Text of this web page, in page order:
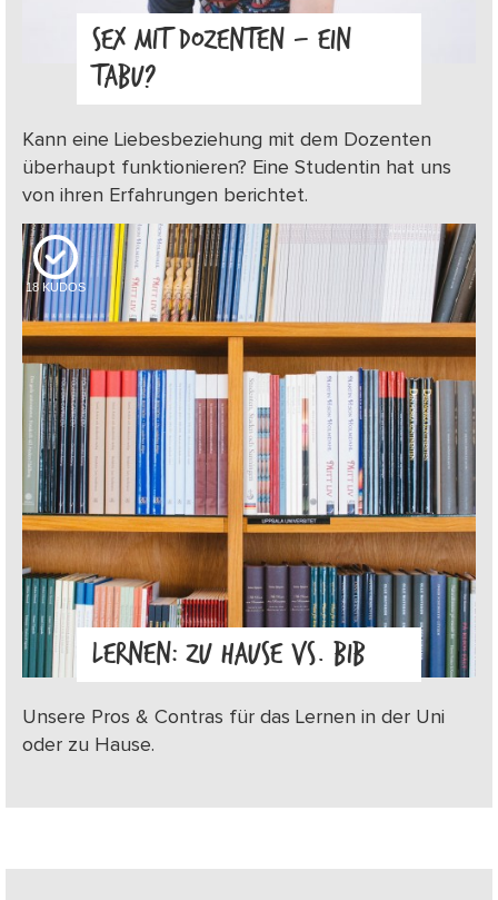
SEX MIT DOZENTEN – EIN
TABU?
Kann eine Liebesbeziehung mit dem Dozenten
überhaupt funktionieren? Eine Studentin hat uns
von ihren Erfahrungen berichtet.
18 KUDOS
LERNEN: ZU HAUSE VS. BIB
Unsere Pros & Contras für das Lernen in der Uni
oder zu Hause.